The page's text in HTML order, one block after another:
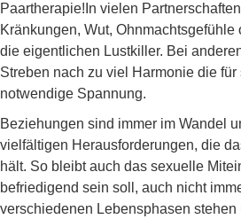
Paartherapie!In vielen
Kränkungen, Wut,
die eigentlichen Lustkiller. Bei
Streben nach zu viel Harmonie die
notwendige Spannung.
Beziehungen sind immer im Wandel
vielfältigen Herausforderungen, die
hält. So bleibt auch das sexuelle
befriedigend sein soll, auch nicht
verschiedenen Lebensphasen